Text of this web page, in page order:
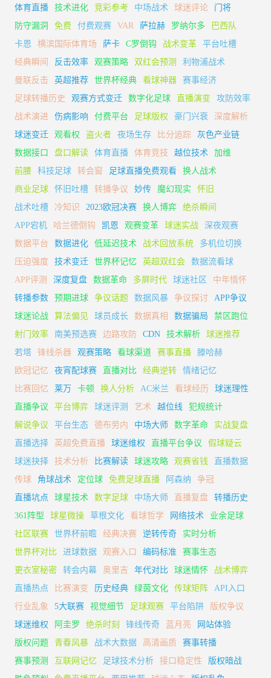
体育直播
技术进化 竞彩参考 中场战术 球迷评论
门将
防守漏洞
免费 付费观赛 VAR 萨拉赫 罗纳尔多
巴西队
卡恩
横滨国际体育场 萨卡 C罗倒钩 战术变革
平台吐槽
经典瞬间
反击效率 观赛策略 双红会预测
利物浦战术
曼联反击
英超推荐 世界杯经典 看球神器
赛事经济
足球转播历史
观赛方式变迁 数字化足球 直播演变
攻防效率
战术演进
伤病影响 付费平台 足球版权 豪门兴衰
深度解析
球迷变迁
观看权 盗火者 夜场生存 比分追踪
灰色产业链
数据接口
盘口解读 体育直播 体育竞技 越位技术
加维
前腰
科技足球 转会窗 足球直播免费观看
换人战术
商业足球
怀旧吐槽 转播争议 妙传 魔幻现实
怀旧
战术吐槽
冷知识 2023欧冠决赛 换人博弈
绝杀瞬间
APP宕机
哈兰德倒钩 凯恩 观赛变革 球迷实战
深夜观赛
数据平台
数据进化 低延迟技术 战术回放系统
多机位切换
压迫强度
技术变迁 世界杯记忆 英超双红会
数据流看球
APP评测
深度复盘 数据革命 多屏时代 球迷社区
中年情怀
转播参数
预期进球 争议话题 数据风暴 争议探讨
APP争议
球迷论战
算法偏见 球员成长 数据真相 数据骗局
禁区跑位
射门效率
南美预选赛 边路攻防 CDN 技术解析
球迷推荐
若塔
锋线杀器 观赛策略 看球渠道 赛事直播
滕哈赫
欧冠记忆
夜宵配球赛 直播对比 经典逆转
情绪记忆
比赛回忆
莱万 卡顿 换人分析 AC米兰 看球经历
球迷理性
直播争议
平台博弈 球迷评测 艺术 越位线
犯规统计
解说争议
平台生态 德布劳内 中场大师 数字革命
实战复盘
直播选择
英超免费直播 球迷维权 直播平台争议
假球疑云
球迷抉择
技术分析 比赛解读 球迷攻略 观赛省钱
直播数据
传球
角球战术 定位球 免费足球直播 阿森纳
争冠
直播坑点
球星技术 数字足球 中场大师 直播复盘
转播历史
361阵型
球星微操 草根文化 看球哲学 网络技术
业余足球
社区联赛
世界杯前瞻 经典决赛 逆转传奇
实时分析
世界杯对比
进球数据 观赛入口 编码标准
赛事生态
更衣室秘密
转会内幕 奥里吉 年代对比 球迷情怀
战术博弈
直播热点
比赛演变 历史经典 绿茵文化 传球矩阵
API入口
行业乱象
5大联赛 视觉细节 足球观赛 平台陷阱
版权争议
球迷维权
阿圭罗 绝杀时刻 锋线传奇 蓝月亮
网站体验
版权问题
青春风暴 战术大数据 高清画质
赛事转播
赛事预测
互联网记忆 足球技术分析 接口稳定性
版权暗战